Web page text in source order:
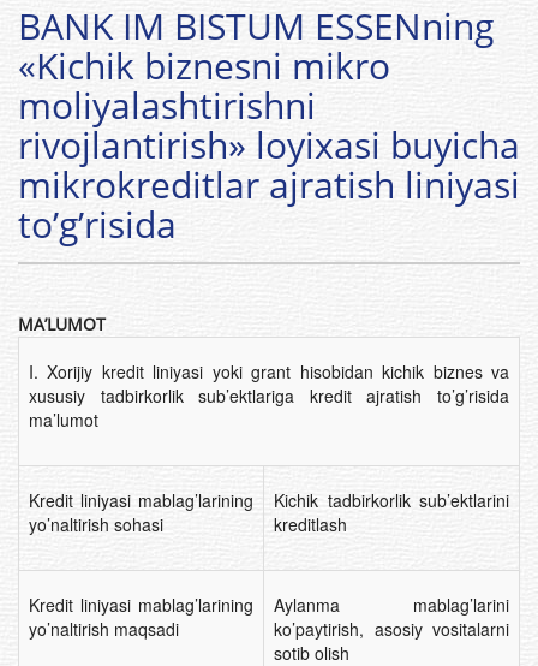
BANK IM BISTUM ESSENning
«Kichik biznesni mikro
moliyalashtirishni
rivojlantirish» loyixasi buyicha
mikrokreditlar ajratish liniyasi
to’g’risida
MA’LUMOT
I. Xorijiy kredit liniyasi yoki grant hisobidan kichik biznes va
xususiy tadbirkorlik sub’ektlariga kredit ajratish to’g’risida
ma’lumot
Kredit liniyasi mablag’larining
yo’naltirish sohasi
Kichik tadbirkorlik sub’ektlarini
kreditlash
Kredit liniyasi mablag’larining
yo’naltirish maqsadi
Aylanma mablag’larini
ko’paytirish, asosiy vositalarni
sotib olish